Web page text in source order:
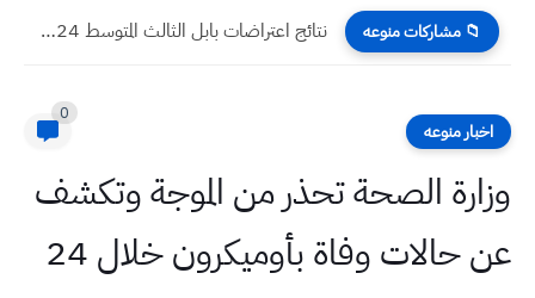
📁 مشاركات منوعه نتائج اعتراضات بابل الثالث المتوسط 2024 الدور الاول
اخبار منوعه
0
وزارة الصحة تحذر من الموجة وتكشف
عن حالات وفاة بأوميكرون خلال 24